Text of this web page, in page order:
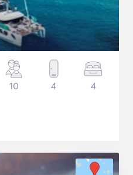
10 4 4